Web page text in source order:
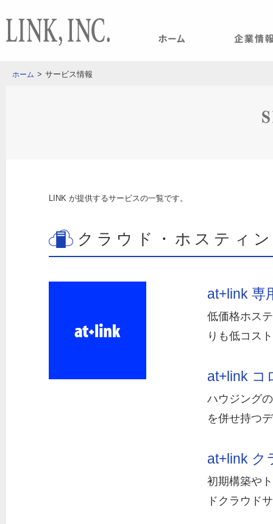
ホーム > サービス情報
LINK が提供するサービスの一覧です。
クラウド・ホスティ
at+link 専
低価格ホス
りも低コス
at+link コ
ハウジング
を併せ持つ
at+link ク
初期構築や
ドクラウド